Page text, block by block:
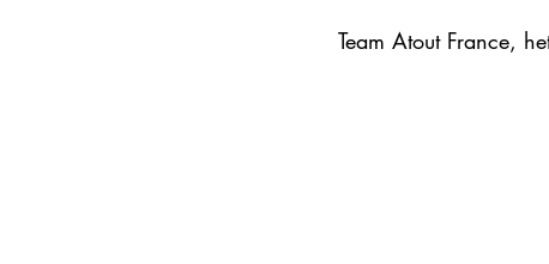
Team Atout France,